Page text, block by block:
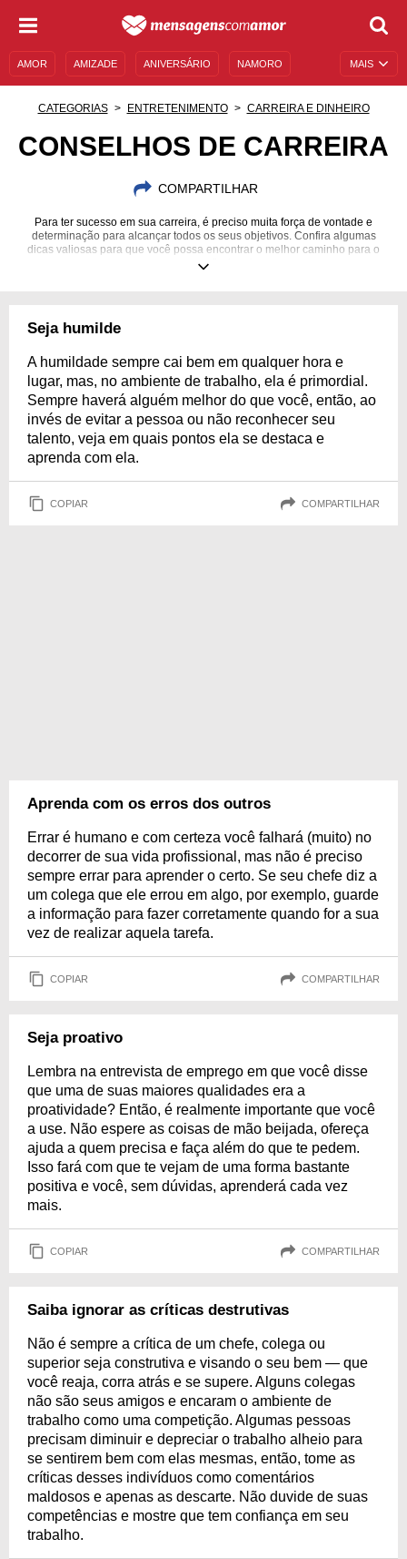
MAIS
AMOR AMIZADE ANIVERSÁRIO NAMORO
CATEGORIAS ENTRETENIMENTO CARREIRA E DINHEIRO
CONSELHOS DE CARREIRA
COMPARTILHAR
Para ter sucesso em sua carreira, é preciso muita força de vontade e
determinação para alcançar todos os seus objetivos. Confira algumas
dicas valiosas para que você possa encontrar o melhor caminho para o
sucesso profissional.
Seja humilde
A humildade sempre cai bem em qualquer hora e
lugar, mas, no ambiente de trabalho, ela é primordial.
Sempre haverá alguém melhor do que você, então, ao
invés de evitar a pessoa ou não reconhecer seu
talento, veja em quais pontos ela se destaca e
aprenda com ela.
COPIAR COMPARTILHAR
Aprenda com os erros dos outros
Errar é humano e com certeza você falhará (muito) no
decorrer de sua vida profissional, mas não é preciso
sempre errar para aprender o certo. Se seu chefe diz a
um colega que ele errou em algo, por exemplo, guarde
a informação para fazer corretamente quando for a sua
vez de realizar aquela tarefa.
COPIAR COMPARTILHAR
Seja proativo
Lembra na entrevista de emprego em que você disse
que uma de suas maiores qualidades era a
proatividade? Então, é realmente importante que você
a use. Não espere as coisas de mão beijada, ofereça
ajuda a quem precisa e faça além do que te pedem.
Isso fará com que te vejam de uma forma bastante
positiva e você, sem dúvidas, aprenderá cada vez
mais.
COPIAR COMPARTILHAR
Saiba ignorar as críticas destrutivas
Não é sempre a crítica de um chefe, colega ou
superior seja construtiva e visando o seu bem — que
você reaja, corra atrás e se supere. Alguns colegas
não são seus amigos e encaram o ambiente de
trabalho como uma competição. Algumas pessoas
precisam diminuir e depreciar o trabalho alheio para
se sentirem bem com elas mesmas, então, tome as
críticas desses indivíduos como comentários
maldosos e apenas as descarte. Não duvide de suas
competências e mostre que tem confiança em seu
trabalho.